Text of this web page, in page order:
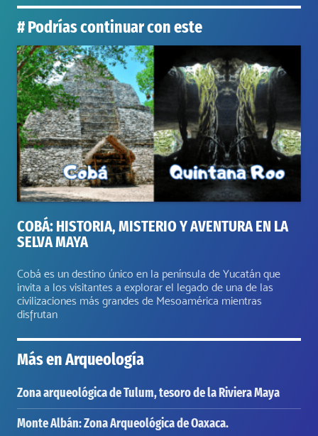
# Podrías continuar con este
COBÁ: HISTORIA, MISTERIO Y AVENTURA EN LA
SELVA MAYA
Cobá es un destino único en la península de Yucatán que
invita a los visitantes a explorar el legado de una de las
civilizaciones más grandes de Mesoamérica mientras
disfrutan
Más enArqueología
Zona arqueológica de Tulum, tesoro de la Riviera Maya
Monte Albán: Zona Arqueológica de Oaxaca.